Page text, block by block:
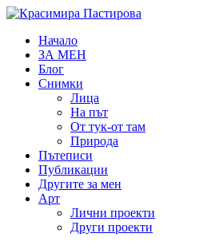
Начало
ЗА МЕН
Блог
Снимки
Лица
На път
От тук-от там
Природа
Пътеписи
Публикации
Другите за мен
Арт
Лични проекти
Други проекти